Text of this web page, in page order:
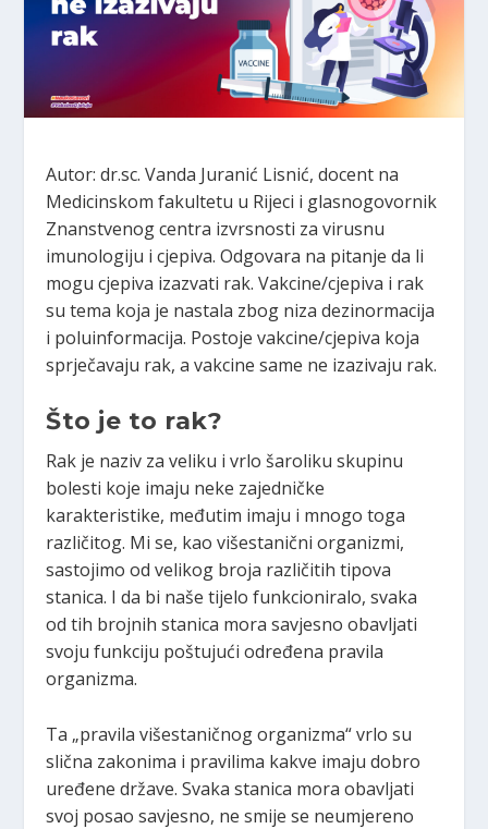
Autor: dr.sc. Vanda Juranić Lisnić, docent na
Medicinskom fakultetu u Rijeci i glasnogovornik
Znanstvenog centra izvrsnosti za virusnu
imunologiju i cjepiva. Odgovara na pitanje da li
mogu cjepiva izazvati rak. Vakcine/cjepiva i rak
su tema koja je nastala zbog niza dezinormacija
i poluinformacija. Postoje vakcine/cjepiva koja
sprječavaju rak, a vakcine same ne izazivaju rak.
Što je to rak?
Rak je naziv za veliku i vrlo šaroliku skupinu
bolesti koje imaju neke zajedničke
karakteristike, međutim imaju i mnogo toga
različitog. Mi se, kao višestanični organizmi,
sastojimo od velikog broja različitih tipova
stanica. I da bi naše tijelo funkcioniralo, svaka
od tih brojnih stanica mora savjesno obavljati
svoju funkciju poštujući određena pravila
organizma.
Ta „pravila višestaničnog organizma“ vrlo su
slična zakonima i pravilima kakve imaju dobro
uređene države. Svaka stanica mora obavljati
svoj posao savjesno, ne smije se neumjereno